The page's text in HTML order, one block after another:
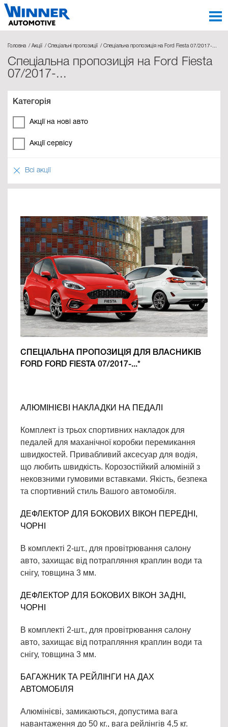
Головна Акції Спеціальні пропозиції Спеціальна пропозиція на Ford Fiesta 07/2017-...
Спеціальна пропозиція на Ford Fiesta
07/2017-...
Категорія
Акції на нові авто
Акції сервісу
Всі акції
СПЕЦІАЛЬНА ПРОПОЗИЦІЯ ДЛЯ ВЛАСНИКІВ
FORD FORD FIESTA 07/2017-...*
АЛЮМІНІЄВІ НАКЛАДКИ НА ПЕДАЛІ
Комплект із трьох спортивних накладок для
педалей для маханічної коробки перемикання
швидкостей. Привабливий аксесуар для водія,
що любить швидкість. Корозостійкий алюміній з
нековзними гумовими вставками. Якість, безпека
та спортивний стиль Вашого автомобіля.
ДЕФЛЕКТОР ДЛЯ БОКОВИХ ВІКОН ПЕРЕДНІ,
ЧОРНІ
В комплекті 2-шт., для провітрювання салону
авто, захищає від потрапляння краплин води та
снігу, товщина 3 мм.
ДЕФЛЕКТОР ДЛЯ БОКОВИХ ВІКОН ЗАДНІ,
ЧОРНІ
В комплекті 2-шт., для провітрювання салону
авто, захищає від потрапляння краплин води та
снігу, товщина 3 мм.
БАГАЖНИК ТА РЕЙЛІНГИ НА ДАХ
АВТОМОБІЛЯ
Алюмінієві, замикаються, допустима вага
навантаження до 50 кг., вага рейлінгів 4,5 кг.